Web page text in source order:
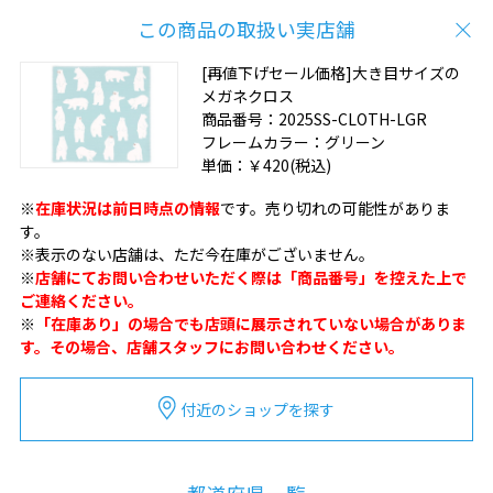
この商品の取扱い実店舗
[再値下げセール価格]大き目サイズの
メガネクロス
商品番号： 2025SS-CLOTH-LGR
フレームカラー： グリーン
単価： ￥420(税込)
※在庫状況は前日時点の情報です。売り切れの可能性がありま
す。
※表示のない店舗は、ただ今在庫がございません。
※店舗にてお問い合わせいただく際は「商品番号」を控えた上で
ご連絡ください。
※ 「在庫あり」の場合でも店頭に展示されていない場合がありま
す。その場合、店舗スタッフにお問い合わせください。
付近のショップを探す